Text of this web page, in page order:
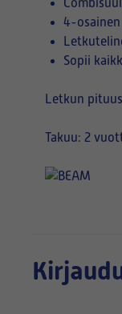
4-
Sopii
Letkun
Takuu: 2